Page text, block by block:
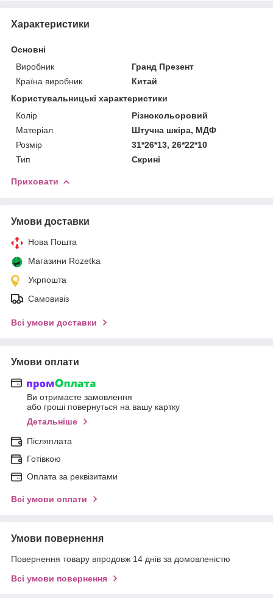
Характеристики
Основні
Виробник
Гранд Презент
Країна виробник
Китай
Користувальницькі характеристики
Колір
Різнокольоровий
Матеріал
Штучна шкіра, МДФ
Розмір
31*26*13, 26*22*10
Тип
Скрині
Приховати
Умови доставки
Нова Пошта
Магазини Rozetka
Укрпошта
Самовивіз
Всі умови доставки
Умови оплати
Ви отримаєте замовлення
або гроші повернуться на вашу картку
Детальніше
Післяплата
Готівкою
Оплата за реквізитами
Всі умови оплати
Умови повернення
Повернення товару впродовж 14 днів за домовленістю
Всі умови повернення